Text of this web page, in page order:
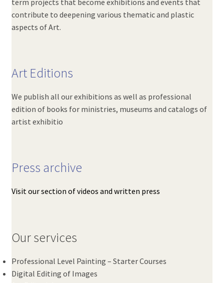
contribute to deepening various thematic and plastic
aspects of Art.
Art Editions
We publish all our exhibitions as well as professional
edition of books for ministries, museums and catalogs of
artist exhibitio
Press archive
Visit our section of videos and written press
Our services
Professional Level Painting – Starter Courses
Digital Editing of Images